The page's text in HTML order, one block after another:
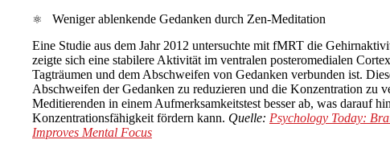
Weniger ablenkende Gedanken durch Zen-Meditation
Eine Studie aus dem Jahr 2012 untersuchte mit fMRT die
zeigte sich eine stabilere Aktivität im ventralen posteromedialen
Tagträumen und dem Abschweifen von Gedanken verbunden ist.
Abschweifen der Gedanken zu reduzieren und die Konzentration zu
Meditierenden in einem Aufmerksamkeitstest besser ab, was darauf
Konzentrationsfähigkeit fördern kann. Quelle: Psychology Today:
Improves Mental Focus